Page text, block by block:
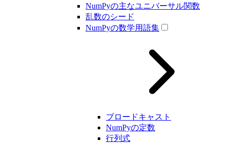
NumPyの主なユニバーサル関数
乱数のシード
NumPyの数学用語集
ブロードキャスト
NumPyの定数
行列式